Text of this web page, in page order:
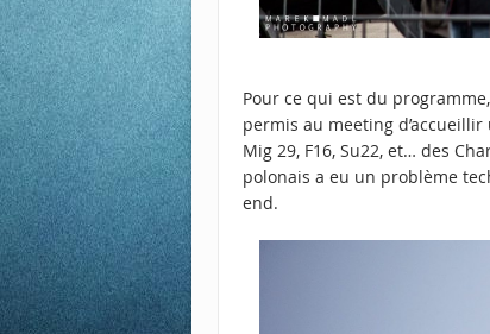
Pour ce qui est du
permis au meeting
Mig 29, F16, Su22, et… des
polonais a eu un problème
end.